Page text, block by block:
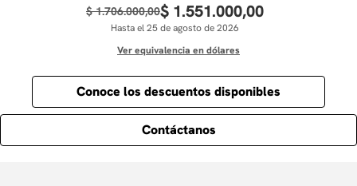
$ 1.706.000,00$ 1.551.000,00
Hasta el 25 de agosto de 2026
Ver equivalencia en dólares
Conoce los descuentos disponibles
Contáctanos